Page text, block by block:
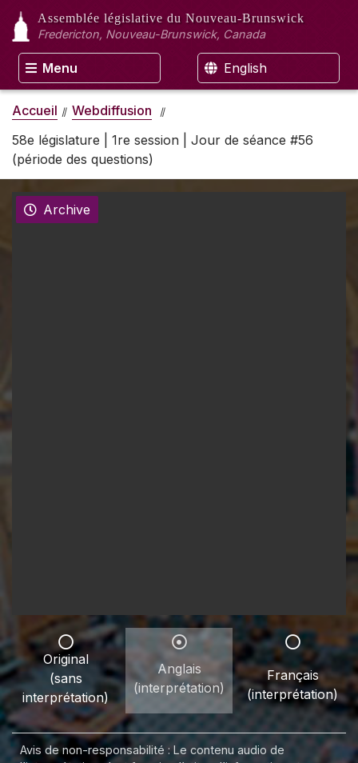
Assemblée législative du Nouveau-Brunswick
Fredericton, Nouveau-Brunswick, Canada
Menu English
Accueil
Webdiffusion
58e législature | 1re session | Jour de séance #56
(période des questions)
Archive
Original
(sans
interprétation)
Anglais
(interprétation)
Français
(interprétation)
Avis de non-responsabilité : Le contenu audio de